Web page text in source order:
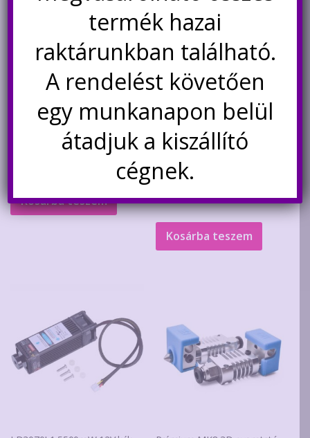
változatok
a
választhatók
ki
Akció!
Új MK7/MK8 kompatibilis
alumínium fűtőblokk 3D
nyomtatóhoz
was:
750Ft.
is:
600Ft.
Kosárba teszem
Szilikongumi fűtőblokk borítás
Creality 3D nyomtatóhoz
450Ft
Kosárba teszem
termék hazai
raktárunkban található.
A rendelést követően
egy munkanapon belül
átadjuk a kiszállító
cégnek.